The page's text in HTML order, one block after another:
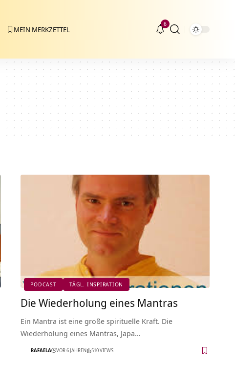
MEIN MERKZETTEL
6
PODCAST TÄGL. INSPIRATION
Die Wiederholung eines Mantras
Ein Mantra ist eine große spirituelle Kraft. Die
Wiederholung eines Mantras, Japa…
RAFAELA VOR 6 JAHREN 510 VIEWS